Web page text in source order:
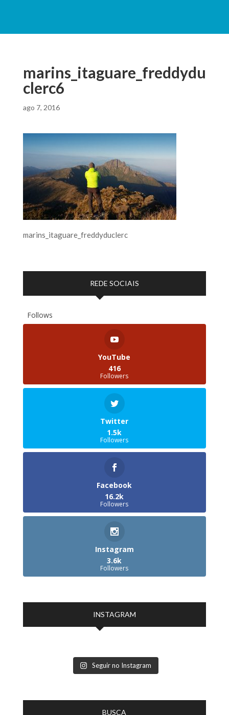
marins_itaguare_freddydu
clerc6
ago 7, 2016
marins_itaguare_freddyduclerc
REDE SOCIAIS
Follows
YouTube
416
Followers
Twitter
1.5k
Followers
Facebook
16.2k
Followers
Instagram
3.6k
Followers
INSTAGRAM
Seguir no Instagram
BUSCA